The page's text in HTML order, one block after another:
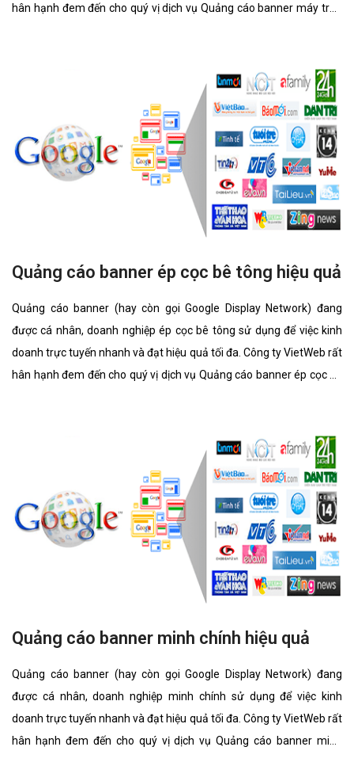
hân hạnh đem đến cho quý vị dịch vụ Quảng cáo banner máy trộn
Quảng cáo banner ép cọc bê tông hiệu quả
Quảng cáo banner (hay còn gọi Google Display Network) đang
được cá nhân, doanh nghiệp ép cọc bê tông sử dụng để việc kinh
doanh trực tuyến nhanh và đạt hiệu quả tối đa. Công ty VietWeb rất
hân hạnh đem đến cho quý vị dịch vụ Quảng cáo banner ép cọc bê
Quảng cáo banner minh chính hiệu quả
Quảng cáo banner (hay còn gọi Google Display Network) đang
được cá nhân, doanh nghiệp minh chính sử dụng để việc kinh
doanh trực tuyến nhanh và đạt hiệu quả tối đa. Công ty VietWeb rất
hân hạnh đem đến cho quý vị dịch vụ Quảng cáo banner minh